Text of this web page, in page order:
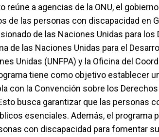
reúne a agencias de la ONU, el
de las personas con discapacidad en
de las Naciones Unidas para
de las Naciones Unidas para el
Unidas (UNFPA) y la Oficina del
tiene como objetivo establecer
con la Convención sobre los
busca garantizar que las personas
esenciales. Además, el programa
con discapacidad para fomentar